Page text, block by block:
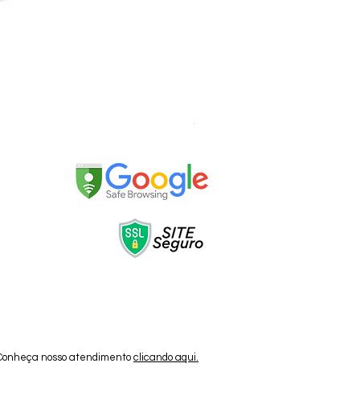
Cabo Lightning MFI 1,5
nosso atendimento clicando aqui.